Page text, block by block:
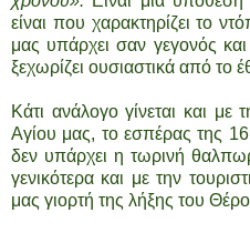
είναι που χαρακτηρίζει το
μας υπάρχει σαν γεγονός
ξεχωρίζει ουσιαστικά από το
Κάτι ανάλογο γίνεται και με
Αγίου μας, το εσπέρας της
δεν υπάρχει η τωρινή
γενικότερα και με την
μας γιορτή της λήξης του